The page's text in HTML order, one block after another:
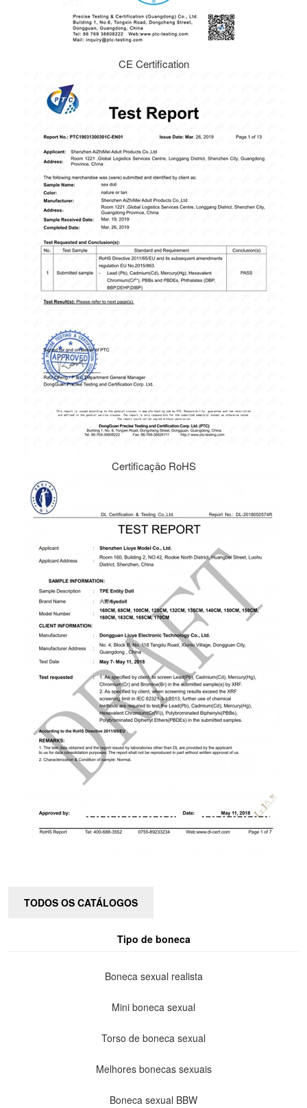
CE Certification
Certificação RoHS
TODOS OS CATÁLOGOS
Tipo de boneca
Boneca sexual realista
Mini boneca sexual
Torso de boneca sexual
Melhores bonecas sexuais
Boneca sexual BBW